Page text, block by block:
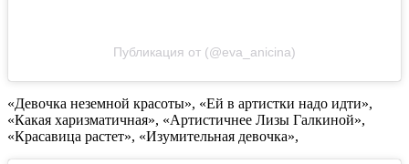
Публикация от (@eva_anicina)
«Девочка неземной красоты», «Ей в артистки надо идти»,
«Какая харизматичная», «Артистичнее Лизы Галкиной»,
«Красавица растет», «Изумительная девочка»,